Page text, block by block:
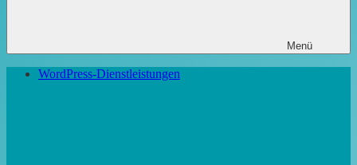
Menü
WordPress-Dienstleistungen